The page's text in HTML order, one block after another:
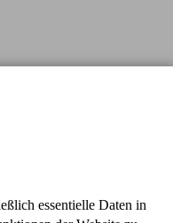
essentielle Daten in